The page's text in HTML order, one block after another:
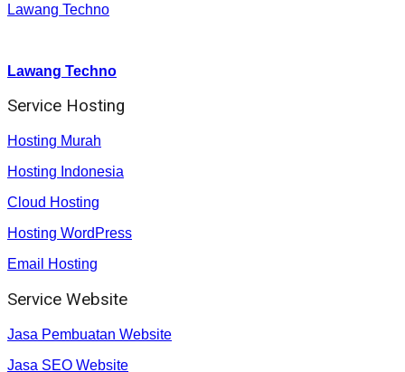
Lawang Techno
Lawang Techno
Service Hosting
Hosting Murah
Hosting Indonesia
Cloud Hosting
Hosting WordPress
Email Hosting
Service Website
Jasa Pembuatan Website
Jasa SEO Website